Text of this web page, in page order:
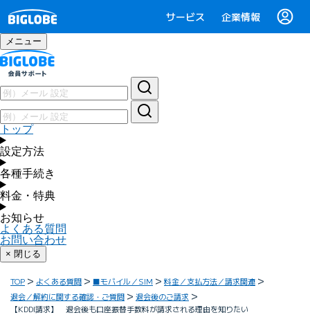
サービス 企業情報
メニュー
トップ
設定方法
各種手続き
料金・特典
お知らせ
よくある質問
お問い合わせ
× 閉じる
TOP よくある質問 ■モバイル／SIM
料金／支払方法／請求関連
退会／解約に関する確認・ご質問
退会後のご請求
【KDDI請求】 退会後も口座振替手数料が請求される理由を知りたい